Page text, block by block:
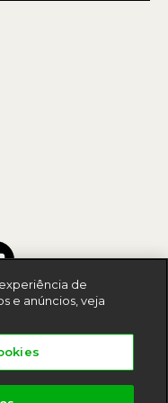
de
e anúncios, veja